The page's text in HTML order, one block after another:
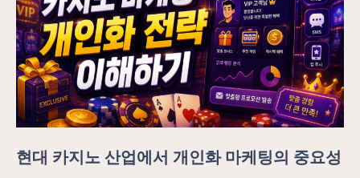
현대 카지노 산업에서 개인화 마케팅의 중요성